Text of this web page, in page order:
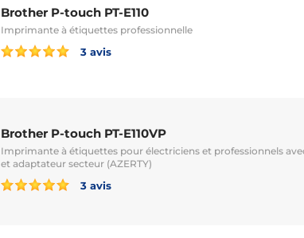
Brother P-touch PT-E110
Imprimante à étiquettes professionnelle
3 avis
Brother P-touch PT-E110VP
Imprimante à étiquettes pour électriciens et professionnels
et adaptateur secteur (AZERTY)
3 avis